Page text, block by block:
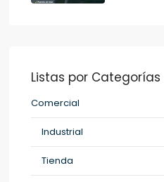
Listas por Categorías
Comercial
Industrial
Tienda